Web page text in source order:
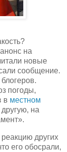
на
новые
сообщение.
погоды,
в местном
на
других
его обосрали,